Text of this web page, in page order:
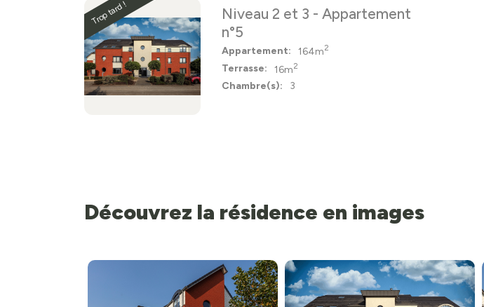
Trop tard !
Niveau 2 et 3 - Appartement
n°5
Appartement: 164m2
Terrasse: 16m2
Chambre(s): 3
Découvrez la résidence en images